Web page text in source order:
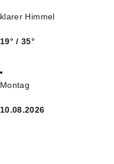
klarer Himmel
19° / 35°
Montag
10.08.2026